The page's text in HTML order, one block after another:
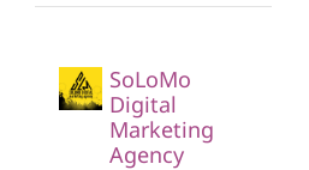
SoLoMo
Digital
Marketing
Agency